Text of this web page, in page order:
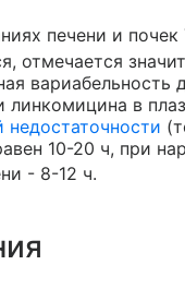
печени и почек
отмечается
вариабельность
линкомицина в
недостаточности
10-20 ч, при
- 8-12 ч.